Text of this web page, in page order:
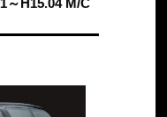
～H15.04 M/C